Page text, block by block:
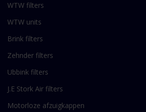
WTW filters
WTW units
Brink filters
Zehnder filters
Ubbink filters
J.E Stork Air filters
Motorloze afzuigkappen